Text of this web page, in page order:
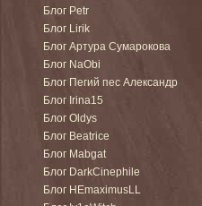
Блог Petr
Блог Lirik
Блог Артура Сумарокова
Блог NaObi
Блог Пегий пес Александр
Блог Irina15
Блог Oldys
Блог Beatrice
Блог Mabgat
Блог DarkCinephile
Блог HEmaximusLL